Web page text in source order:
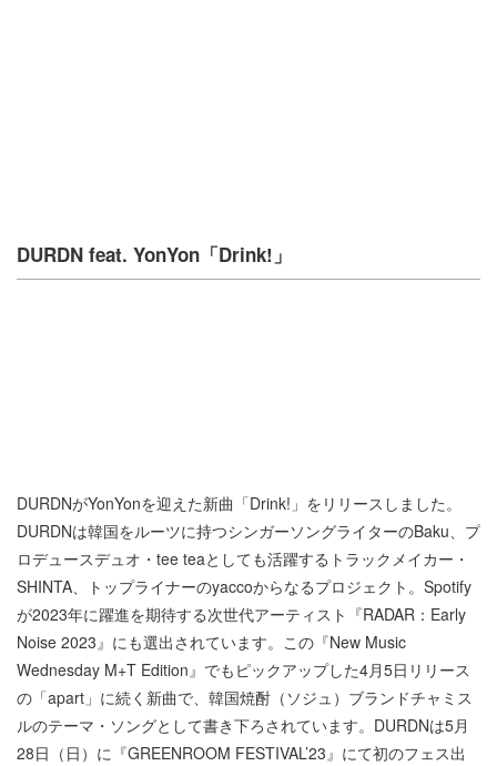
DURDN feat. YonYon「Drink!」
DURDNがYonYonを迎えた新曲「Drink!」をリリースしました。
DURDNは韓国をルーツに持つシンガーソングライターのBaku、プ
ロデュースデュオ・tee teaとしても活躍するトラックメイカー・
SHINTA、トップライナーのyaccoからなるプロジェクト。Spotify
が2023年に躍進を期待する次世代アーティスト『RADAR：Early
Noise 2023』にも選出されています。この『New Music
Wednesday M+T Edition』でもピックアップした4月5日リリース
の「apart」に続く新曲で、韓国焼酎（ソジュ）ブランドチャミス
ルのテーマ・ソングとして書き下ろされています。DURDNは5月
28日（日）に『GREENROOM FESTIVAL’23』にて初のフェス出